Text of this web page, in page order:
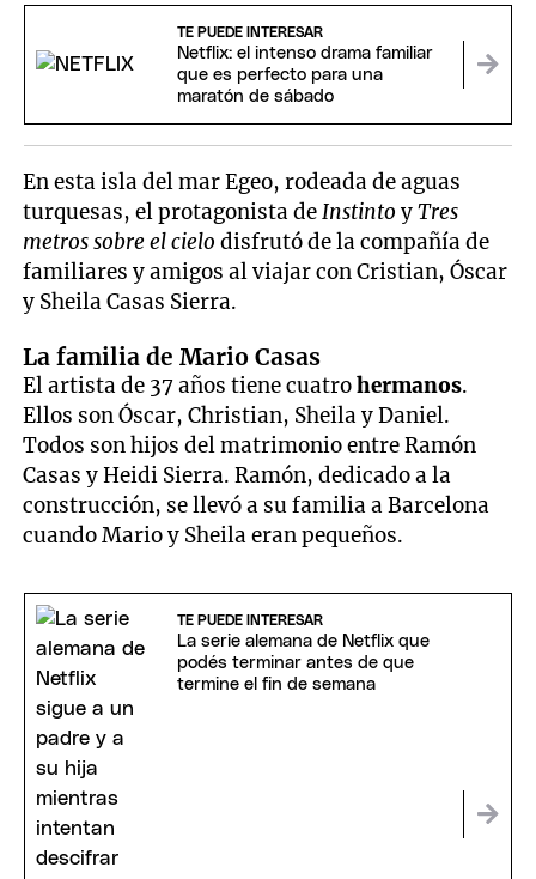
TE PUEDE INTERESAR
Netflix: el intenso drama familiar
que es perfecto para una
maratón de sábado
En esta isla del mar Egeo, rodeada de aguas
turquesas, el protagonista deInstintoyTres
metros sobre el cielo disfrutó de la compañía de
familiares y amigos al viajar con Cristian, Óscar
y Sheila Casas Sierra.
La familia de Mario Casas
El artista de 37 años tiene cuatrohermanos.
Ellos son Óscar, Christian, Sheila y Daniel.
Todos son hijos del matrimonio entre Ramón
Casas y Heidi Sierra. Ramón, dedicado a la
construcción, se llevó a su familia a Barcelona
cuando Mario y Sheila eran pequeños.
TE PUEDE INTERESAR
La serie alemana de Netflix que
podés terminar antes de que
termine el fin de semana